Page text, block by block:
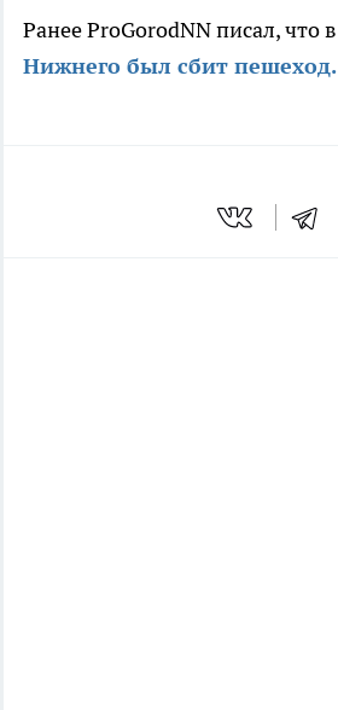
Ранее ProGorodNN писал, что в
Нижнего был сбит пешеход.